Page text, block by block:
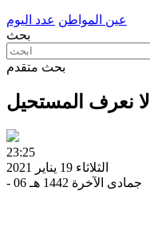
عين المواطن عدد اليوم
بحث
بحث متقدم
لا نعرف المستحيل
23:25
الثلاثاء 19 يناير 2021
- 06 جمادى الآخرة 1442 هـ